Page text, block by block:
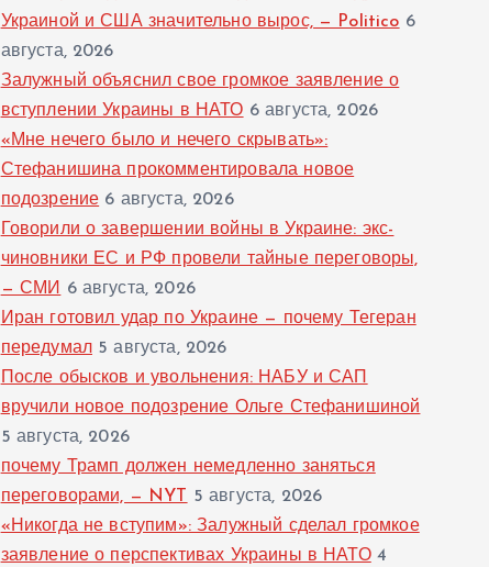
Украиной и США значительно вырос, — Politico 6
августа, 2026
Залужный объяснил свое громкое заявление о
вступлении Украины в НАТО 6 августа, 2026
«Мне нечего было и нечего скрывать»:
Стефанишина прокомментировала новое
подозрение 6 августа, 2026
Говорили о завершении войны в Украине: экс-
чиновники ЕС и РФ провели тайные переговоры,
— СМИ 6 августа, 2026
Иран готовил удар по Украине — почему Тегеран
передумал 5 августа, 2026
После обысков и увольнения: НАБУ и САП
вручили новое подозрение Ольге Стефанишиной
5 августа, 2026
почему Трамп должен немедленно заняться
переговорами, — NYT
5 августа, 2026
«Никогда не вступим»: Залужный сделал громкое
заявление о перспективах Украины в НАТО 4